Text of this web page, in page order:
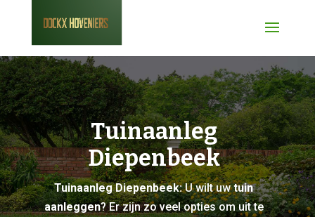
Tuinaanleg
Diepenbeek
Tuinaanleg Diepenbeek:U wilt uwtuin
aanleggen? Er zijn zo veel opties om uit te